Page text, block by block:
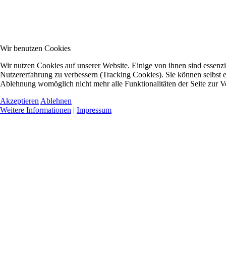
Wir benutzen Cookies
Wir nutzen Cookies auf unserer Website. Einige von ihnen sind
Nutzererfahrung zu verbessern (Tracking Cookies). Sie können selbst
Ablehnung womöglich nicht mehr alle Funktionalitäten der Seite zur
Akzeptieren Ablehnen
Weitere Informationen | Impressum